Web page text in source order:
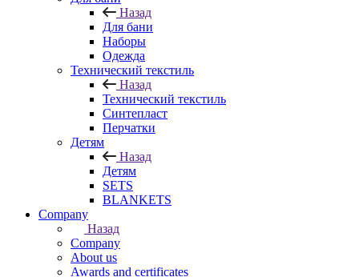
Назад
Для бани
Наборы
Одежда
Технический текстиль
Назад
Технический текстиль
Синтепласт
Перчатки
Детям
Назад
Детям
SETS
BLANKETS
Company
Назад
Company
About us
Awards and certificates